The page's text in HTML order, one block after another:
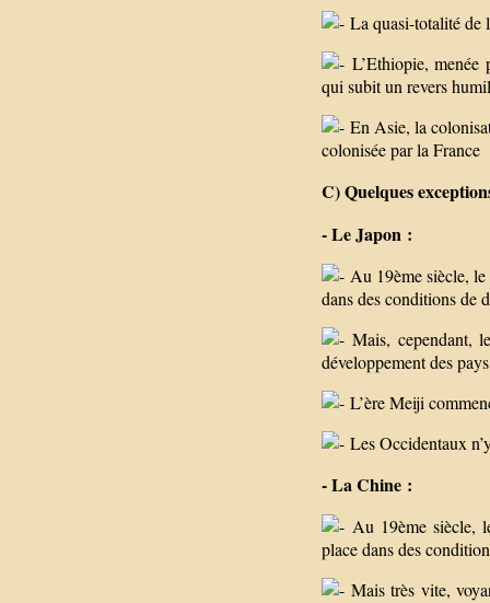
La quasi-totalité de
L’Ethiopie,
qui subit un revers
En Asie, la
colonisée par la France
C) Quelques
- Le Japon :
Au 19ème siècle,
dans des conditions de
Mais, cependant,
développement des
L’ère Meiji
Les Occidentaux
- La Chine :
Au 19ème siècle,
place dans des
Mais très vite,